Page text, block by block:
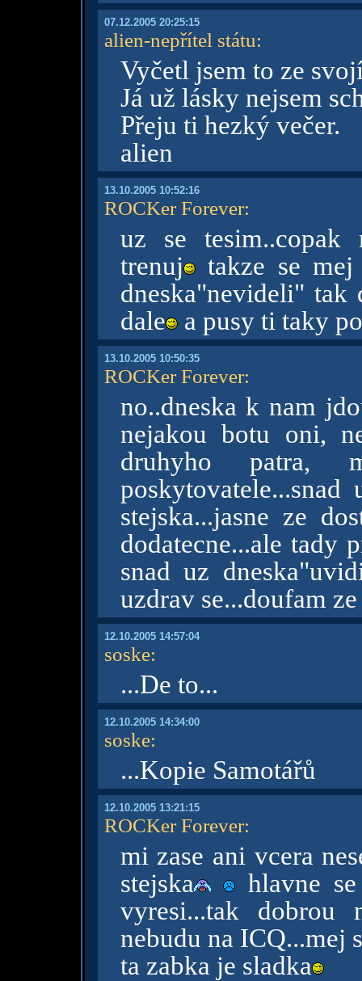
07.12.2005 20:25:15
alien-nepřítel státu:
Vyčetl jsem to ze
Já už lásky nejsem
Přeju ti hezký večer.
alien
13.10.2005 10:52:16
ROCKer Forever:
uz se tesim..copak
trenuj takze se mej
dneska"nevideli" tak
dale a pusy ti taky
13.10.2005 10:50:35
ROCKer Forever:
no..dneska k nam
nejakou botu oni,
druhyho patra,
stejska...jasne ze
dodatecne...ale tady
snad uz
uzdrav se...doufam
12.10.2005 14:57:04
soske:
...De to...
12.10.2005 14:34:00
soske:
...Kopie Samotářů
12.10.2005 13:21:15
ROCKer Forever:
mi zase ani vcera
stejska
hlavne
vyresi...tak dobrou
nebudu na ICQ...mej
ta zabka je sladka